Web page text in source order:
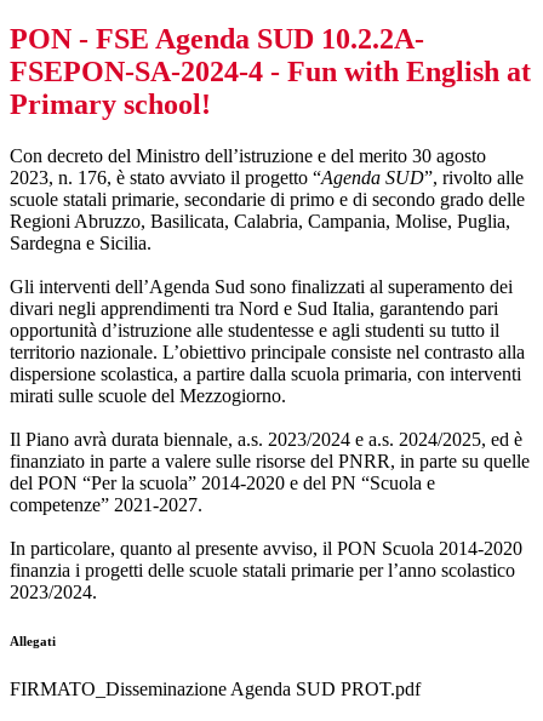
PON - FSE Agenda SUD 10.2.2A-
FSEPON-SA-2024-4 - Fun with English at
Primary school!
Con decreto del Ministro dell’istruzione e del merito 30 agosto
2023, n. 176, è stato avviato il progetto “Agenda SUD”, rivolto alle
scuole statali primarie, secondarie di primo e di secondo grado delle
Regioni Abruzzo, Basilicata, Calabria, Campania, Molise, Puglia,
Sardegna e Sicilia.
Gli interventi dell’Agenda Sud sono finalizzati al superamento dei
divari negli apprendimenti tra Nord e Sud Italia, garantendo pari
opportunità d’istruzione alle studentesse e agli studenti su tutto il
territorio nazionale. L’obiettivo principale consiste nel contrasto alla
dispersione scolastica, a partire dalla scuola primaria, con interventi
mirati sulle scuole del Mezzogiorno.
Il Piano avrà durata biennale, a.s. 2023/2024 e a.s. 2024/2025, ed è
finanziato in parte a valere sulle risorse del PNRR, in parte su quelle
del PON “Per la scuola” 2014-2020 e del PN “Scuola e
competenze” 2021-2027.
In particolare, quanto al presente avviso, il PON Scuola 2014-2020
finanzia i progetti delle scuole statali primarie per l’anno scolastico
2023/2024.
Allegati
FIRMATO_Disseminazione Agenda SUD PROT.pdf